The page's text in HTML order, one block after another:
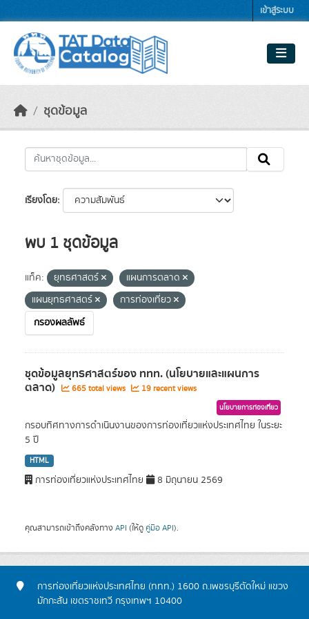
เข้าสู่ระบบ
ชุดข้อมูล
เรียงโดย
พบ 1 ชุดข้อมูล
แท็ค: ยุทธศาสตร์
แผนการตลาด
แผนยุทธศาสตร์
การท่องเที่ยว
กรองผลลัพธ์
ชุดข้อมูลยุทธศาสตร์ของ ททท. (นโยบายและแผนการ
ตลาด) 665 total views 19 recent views
นโยบายการท่องเที่ยว
กรอบทิศทางการดำเนินงานของการท่องเที่ยวแห่งประเทศไทย ในระยะ
5 ปี
HTML
การท่องเที่ยวแห่งประเทศไทย 8 มิถุนายน 2569
คุณสามารถเข้าถึงคลังทาง API (ให้ดู คู่มือ API).
การท่องเที่ยวแห่งประเทศไทย (ททท.) 1600 ถ.เพชรบุรีตัดใหม่ แขวง
มักกะสัน เขตราชเทวี กรุงเทพฯ 10400